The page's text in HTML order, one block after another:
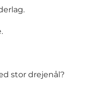
stor drejenål?